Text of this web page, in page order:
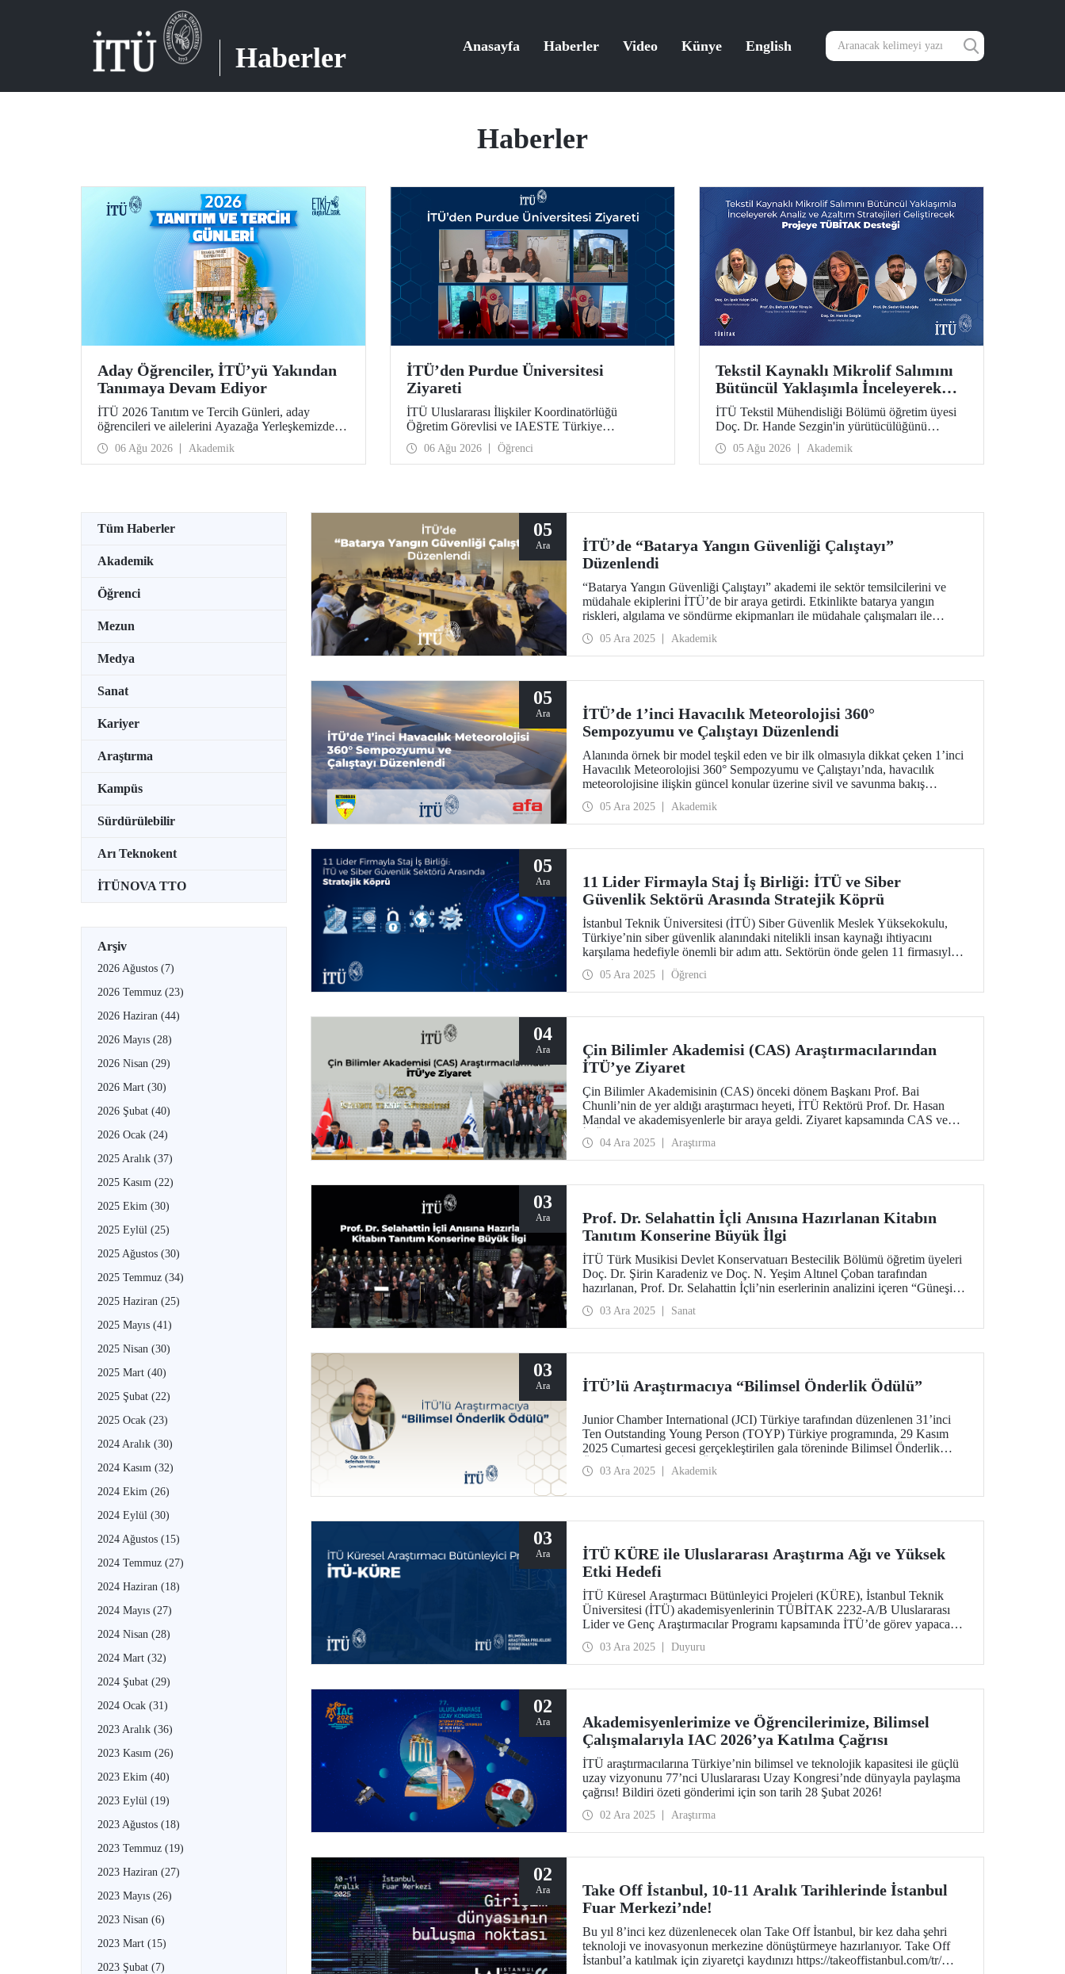
Haberler Anasayfa Haberler Video Künye English
Haberler
Aday Öğrenciler, İTÜ’yü Yakından
Tanımaya Devam Ediyor
İTÜ 2026 Tanıtım ve Tercih Günleri, aday
öğrencileri ve ailelerini Ayazağa Yerleşkemizde
ağırlamaya devam ediyor. Tanıtım ve Tercih
Günleri 7 Ağustos’ta tamamlanacak, ilgili fakülte
ve birimler adaylara bilgi vermeye devam edecek.
06 Ağu 2026 Akademik
İTÜ’den Purdue Üniversitesi
Ziyareti
İTÜ Uluslararası İlişkiler Koordinatörlüğü
Öğretim Görevlisi ve IAESTE Türkiye
Sorumlusu Cahit Okan, akademik ilişkileri ve iş
birliğini geliştirmek amacıyla 20-27 Temmuz
tarihlerinde ABD’de dünyanın önde gelen
06 Ağu 2026 Öğrenci
Tekstil Kaynaklı Mikrolif Salımını
Bütüncül Yaklaşımla İnceleyerek
Analiz ve Azaltım Stratejileri
Geliştirecek Projeye TÜBİTAK
Desteği
İTÜ Tekstil Mühendisliği Bölümü öğretim üyesi
Doç. Dr. Hande Sezgin'in yürütücülüğünü
üstlendiği “Sürdürülebilir Pamuk ve Polyester
Esaslı Tekstil Ürünlerinde Kullanım Koşullarına
Bağlı Mikrolif Salımı: Aşınma, UV Maruziyeti ve
proje, TÜBİTAK 2515 – COST Aksiyon Üyeleri
desteklenmeye hak kazandı.
05 Ağu 2026 Akademik
Tüm Haberler
Akademik
Öğrenci
Mezun
Medya
Sanat
Kariyer
Araştırma
Kampüs
Sürdürülebilir
Arı Teknokent
İTÜNOVA TTO
Arşiv
2026 Ağustos (7)
2026 Temmuz (23)
2026 Haziran (44)
2026 Mayıs (28)
2026 Nisan (29)
2026 Mart (30)
2026 Şubat (40)
2026 Ocak (24)
2025 Aralık (37)
2025 Kasım (22)
2025 Ekim (30)
2025 Eylül (25)
2025 Ağustos (30)
2025 Temmuz (34)
2025 Haziran (25)
2025 Mayıs (41)
2025 Nisan (30)
2025 Mart (40)
2025 Şubat (22)
2025 Ocak (23)
2024 Aralık (30)
2024 Kasım (32)
2024 Ekim (26)
2024 Eylül (30)
2024 Ağustos (15)
2024 Temmuz (27)
2024 Haziran (18)
2024 Mayıs (27)
2024 Nisan (28)
2024 Mart (32)
2024 Şubat (29)
2024 Ocak (31)
2023 Aralık (36)
2023 Kasım (26)
2023 Ekim (40)
2023 Eylül (19)
2023 Ağustos (18)
2023 Temmuz (19)
2023 Haziran (27)
2023 Mayıs (26)
2023 Nisan (6)
2023 Mart (15)
2023 Şubat (7)
05
Ara
İTÜ’de “Batarya Yangın Güvenliği Çalıştayı”
Düzenlendi
“Batarya Yangın Güvenliği Çalıştayı” akademi ile sektör temsilcilerini ve
müdahale ekiplerini İTÜ’de bir araya getirdi. Etkinlikte batarya yangın
riskleri, algılama ve söndürme ekipmanları ile müdahale çalışmaları ile
05 Ara 2025 Akademik
05
Ara
İTÜ’de 1’inci Havacılık Meteorolojisi 360°
Sempozyumu ve Çalıştayı Düzenlendi
Alanında örnek bir model teşkil eden ve bir ilk olmasıyla dikkat çeken 1’inci
Havacılık Meteorolojisi 360° Sempozyumu ve Çalıştayı’nda, havacılık
meteorolojisine ilişkin güncel konular üzerine sivil ve savunma bakış
geldi.05 Ara 2025 Akademik
05
Ara
11 Lider Firmayla Staj İş Birliği: İTÜ ve Siber
Güvenlik Sektörü Arasında Stratejik Köprü
İstanbul Teknik Üniversitesi (İTÜ) Siber Güvenlik Meslek Yüksekokulu,
Türkiye’nin siber güvenlik alanındaki nitelikli insan kaynağı ihtiyacını
karşılama hedefiyle önemli bir adım attı. Sektörün önde gelen 11 firmasıyla
"Staj İş Birliği Protokolü" imzalanarak, üniversite-sanayi iş birliğinde önemli
bir sayfa açıldı.
05 Ara 2025 Öğrenci
04
Ara
Çin Bilimler Akademisi (CAS) Araştırmacılarından
İTÜ’ye Ziyaret
Çin Bilimler Akademisinin (CAS) önceki dönem Başkanı Prof. Bai
Chunli’nin de yer aldığı araştırmacı heyeti, İTÜ Rektörü Prof. Dr. Hasan
Mandal ve akademisyenlerle bir araya geldi. Ziyaret kapsamında CAS ve
04 Ara 2025 Araştırma
03
Ara
Prof. Dr. Selahattin İçli Anısına Hazırlanan Kitabın
Tanıtım Konserine Büyük İlgi
İTÜ Türk Musikisi Devlet Konservatuarı Bestecilik Bölümü öğretim üyeleri
Doç. Dr. Şirin Karadeniz ve Doç. N. Yeşim Altınel Çoban tarafından
hazırlanan, Prof. Dr. Selahattin İçli’nin eserlerinin analizini içeren “Güneşin
getirdi.03 Ara 2025 Sanat
03
Ara İTÜ’lü Araştırmacıya “Bilimsel Önderlik Ödülü”
Junior Chamber International (JCI) Türkiye tarafından düzenlenen 31’inci
Ten Outstanding Young Person (TOYP) Türkiye programında, 29 Kasım
2025 Cumartesi gecesi gerçekleştirilen gala töreninde Bilimsel Önderlik
03 Ara 2025 Akademik
03
Ara
İTÜ KÜRE ile Uluslararası Araştırma Ağı ve Yüksek
Etki Hedefi
İTÜ Küresel Araştırmacı Bütünleyici Projeleri (KÜRE), İstanbul Teknik
Üniversitesi (İTÜ) akademisyenlerinin TÜBİTAK 2232-A/B Uluslararası
Lider ve Genç Araştırmacılar Programı kapsamında İTÜ’de görev yapacak
sahip bilimsel projeleri destekliyor.
03 Ara 2025 Duyuru
02
Ara
Akademisyenlerimize ve Öğrencilerimize, Bilimsel
Çalışmalarıyla IAC 2026’ya Katılma Çağrısı
İTÜ araştırmacılarına Türkiye’nin bilimsel ve teknolojik kapasitesi ile güçlü
uzay vizyonunu 77’nci Uluslararası Uzay Kongresi’nde dünyayla paylaşma
çağrısı! Bildiri özeti gönderimi için son tarih 28 Şubat 2026!
02 Ara 2025 Araştırma
02
Ara
Take Off İstanbul, 10-11 Aralık Tarihlerinde İstanbul
Fuar Merkezi’nde!
Bu yıl 8’inci kez düzenlenecek olan Take Off İstanbul, bir kez daha şehri
teknoloji ve inovasyonun merkezine dönüştürmeye hazırlanıyor. Take Off
İstanbul’a katılmak için ziyaretçi kaydınızı https://takeoffistanbul.com/tr/